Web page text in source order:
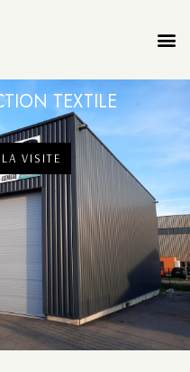
TEXTILE
VISITE